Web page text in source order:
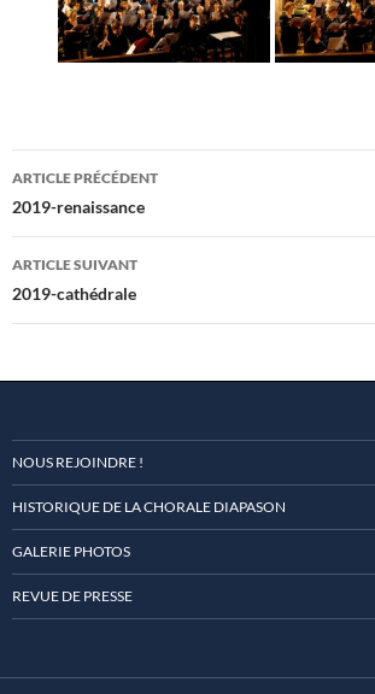
Navigation
des
articles
ARTICLE PRÉCÉDENT
2019-renaissance
ARTICLE SUIVANT
2019-cathédrale
NOUS REJOINDRE !
HISTORIQUE DE LA CHORALE DIAPASON
GALERIE PHOTOS
REVUE DE PRESSE